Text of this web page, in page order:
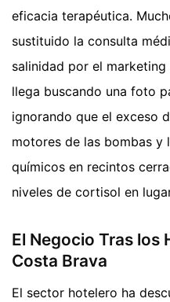
eficacia terapéutica.
sustituido la consulta
salinidad por el
llega buscando una foto
ignorando que el exceso
motores de las bombas
químicos en recintos
niveles de cortisol en
El Negocio Tras los
Costa Brava
El sector hotelero ha